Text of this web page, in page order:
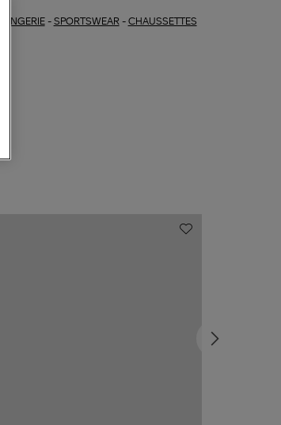
LINGERIE- SPORTSWEAR - CHAUSSETTES